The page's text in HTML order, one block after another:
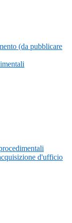
(da pubblicare
d'ufficio